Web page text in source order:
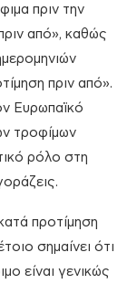
πριν την
από», καθώς
πριν από».
Ευρωπαϊκό
τροφίμων
ρόλο στη
προτίμηση
σημαίνει ότι
είναι γενικώς